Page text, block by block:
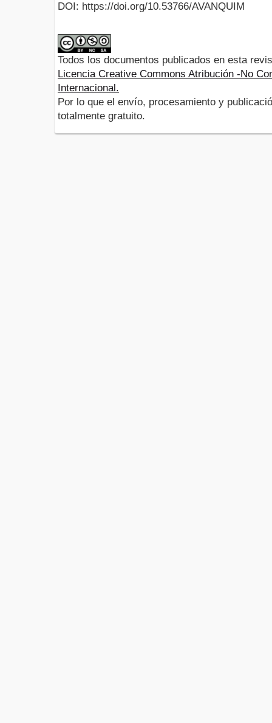
DOI: https://doi.org/10.53766/AVANQUIM
Todos los documentos publicados en esta
Licencia Creative Commons Atribución -No
Internacional.
Por lo que el envío, procesamiento y
totalmente gratuito.